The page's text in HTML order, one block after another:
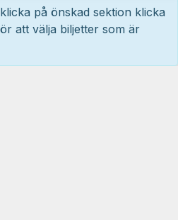
på önskad sektion klicka
att välja biljetter som är